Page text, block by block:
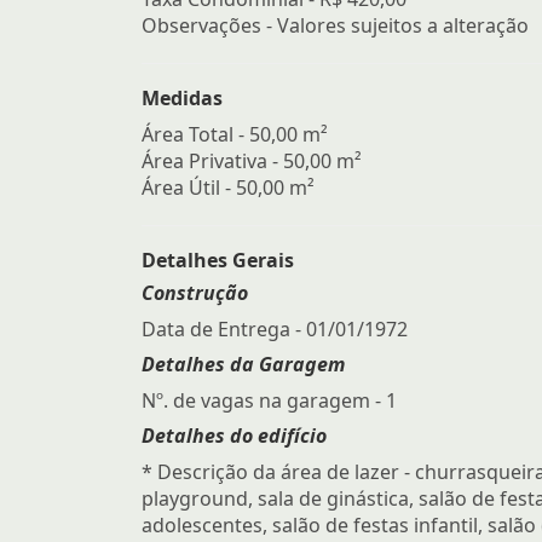
Observações - Valores sujeitos a alteração
Medidas
Área Total - 50,00 m²
Área Privativa - 50,00 m²
Área Útil - 50,00 m²
Detalhes Gerais
Construção
Data de Entrega - 01/01/1972
Detalhes da Garagem
Nº. de vagas na garagem - 1
Detalhes do edifício
* Descrição da área de lazer -
playground, sala de ginástica, salão de
adolescentes, salão de festas infantil, salão